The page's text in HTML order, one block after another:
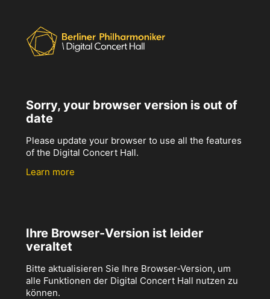
Sorry, your browser version is out of
date
Please update your browser to use all the features
of the Digital Concert Hall.
Learn more
Ihre Browser-Version ist leider
veraltet
Bitte aktualisieren Sie Ihre Browser-Version, um
alle Funktionen der Digital Concert Hall nutzen zu
können.